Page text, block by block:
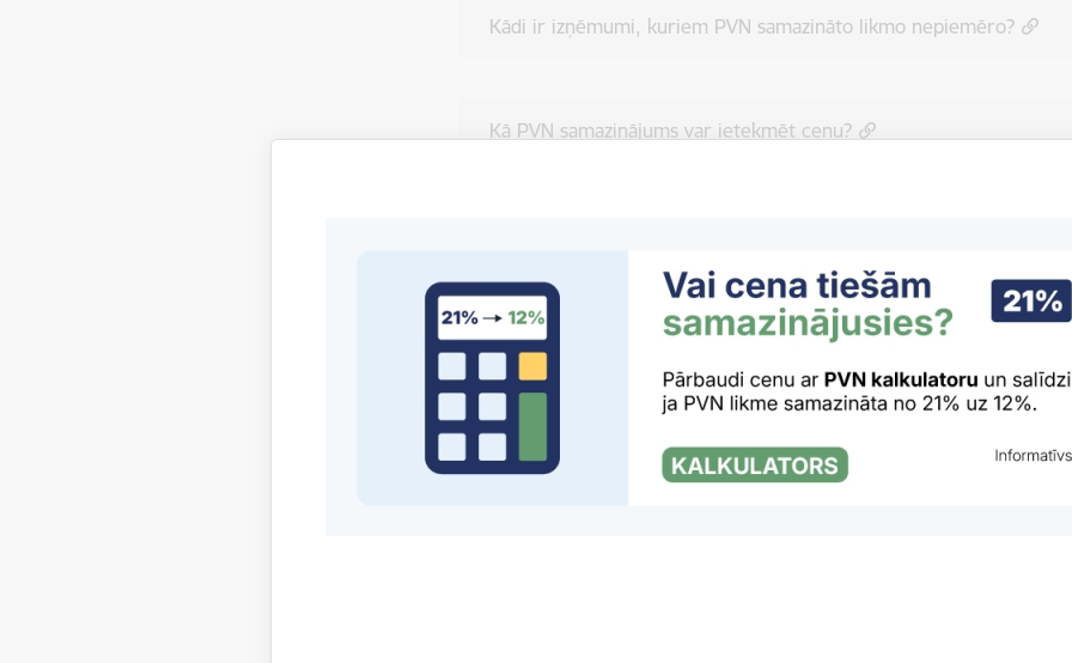
Kādi ir izņēmumi, kuriem PVN samazināto likmo nepiemēro?
Kā PVN samazinājums var ietekmēt cenu?
Vai PVN samazinātā likme attiecas arī uz akcijas precēm?
Kādām precēm un pakalpojumiem Latvijā jau piemēro samazināto